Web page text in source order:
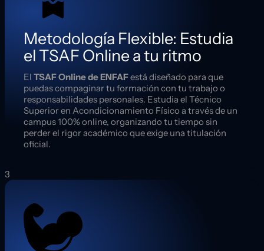
Metodología Flexible: Estudia
el TSAF Online a tu ritmo
El TSAF Online de ENFAFestá diseñado para que
puedas compaginar tu formación con tu trabajo o
responsabilidades personales. Estudia el Técnico
Superior en Acondicionamiento Físico a través de un
campus 100% online, organizando tu tiempo sin
perder el rigor académico que exige una titulación
oficial.
3